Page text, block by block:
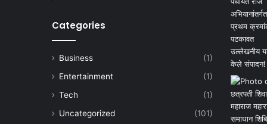
Categories
Business
(1)
Entertainment
(1)
Tech
(1)
Uncategorized
(101)